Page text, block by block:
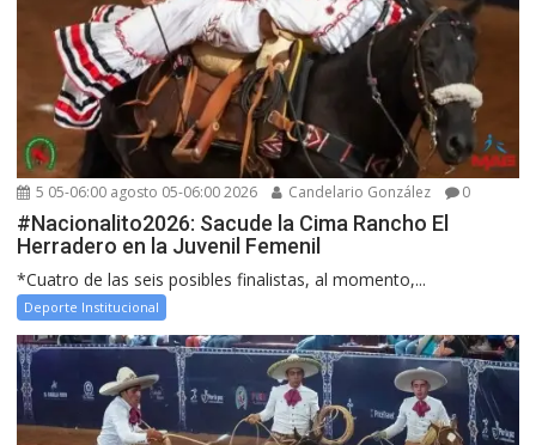
5 05-06:00 agosto 05-06:00 2026 Candelario González 0
#Nacionalito2026: Sacude la Cima Rancho El
Herradero en la Juvenil Femenil
*Cuatro de las seis posibles finalistas, al momento,...
Deporte Institucional